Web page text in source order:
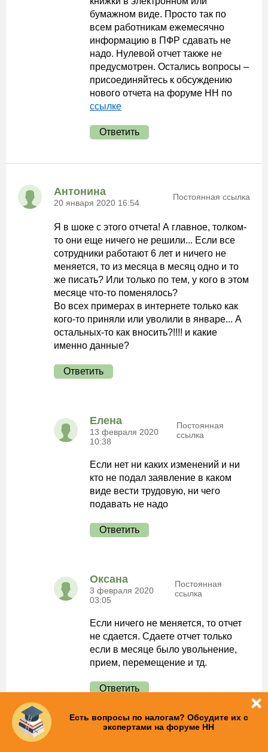
бумажном виде. Просто так по
всем работникам ежемесячно
информацию в ПФР сдавать не
надо. Нулевой отчет также не
предусмотрен. Остались вопросы –
присоединяйтесь к обсуждению
нового отчета на форуме НН по
ссылке
Ответить
Антонина
20 января 2020 16:54
Постоянная ссылка
Я в шоке с этого отчета! А главное, толком-
то они еще ничего не решили... Если все
сотрудники работают 6 лет и ничего не
меняется, то из месяца в месяц одно и то
же писать? Или только по тем, у кого в этом
месяце что-то поменялось?
Во всех примерах в интернете только как
кого-то приняли или уволили в январе... А
остальных-то как вносить?!!!! и какие
именно данные?
Ответить
Елена
13 февраля 2020
10:38
Постоянная
ссылка
Если нет ни каких изменений и ни
кто не подал заявление в каком
виде вести трудовую, ни чего
подавать не надо
Ответить
Оксана
3 февраля 2020
03:05
Постоянная
ссылка
Если ничего не меняется, то отчет
не сдается. Сдаете отчет только
если в месяце было увольнение,
прием, перемещение и тд.
Ответить
Есть вопросы по налогам? Обсудите их с
экспертами на форуме НН